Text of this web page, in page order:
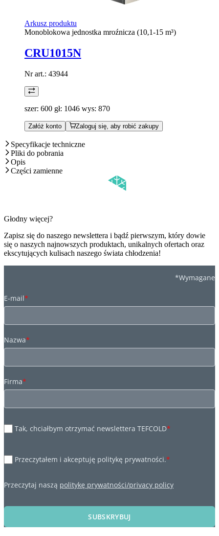
Arkusz produktu
Monoblokowa jednostka mroźnicza (10,1-15 m³)
CRU1015N
Nr art.: 43944
szer: 600 gł: 1046 wys: 870
Załóż konto Zaloguj się, aby robić zakupy
Specyfikacje techniczne
Pliki do pobrania
Opis
Części zamienne
Głodny więcej?
Zapisz się do naszego newslettera i bądź pierwszym, który dowie
się o naszych najnowszych produktach, unikalnych ofertach oraz
ekscytujących kulisach naszego świata chłodzenia!
*Wymagane
E-mail*
Nazwa*
Firma*
Tak, chciałbym otrzymać newslettera TEFCOLD*
Przeczytałem i akceptuję politykę prywatności.*
Przeczytaj naszą politykę prywatności/privacy policy
SUBSKRYBUJ